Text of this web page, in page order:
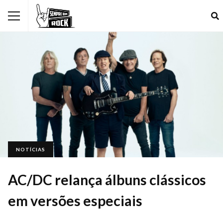
NOTÍCIAS
AC/DC relança álbuns clássicos
em versões especiais